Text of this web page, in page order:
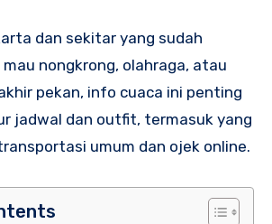
dan sekitar yang sudah
nongkrong, olahraga, atau
pekan, info cuaca ini penting
jadwal dan outfit, termasuk yang
umum dan ojek online.